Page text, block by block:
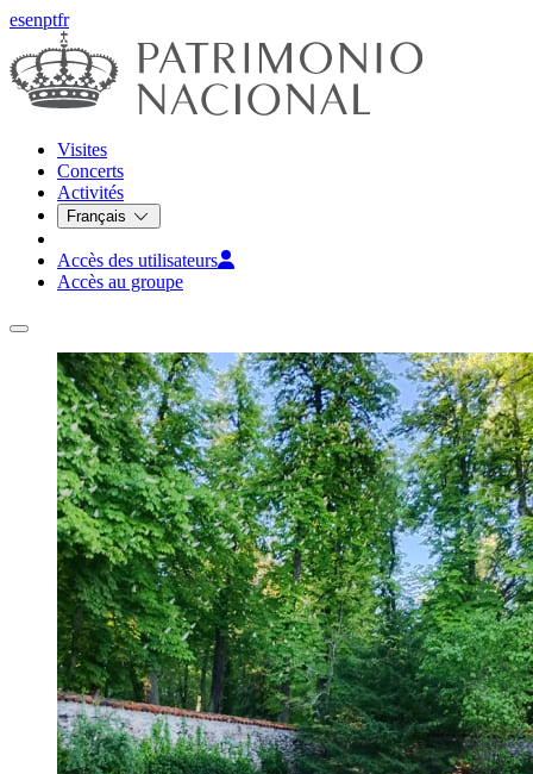
esenptfr
Visites
Concerts
Activités
Français
Accès des utilisateurs
Accès au groupe